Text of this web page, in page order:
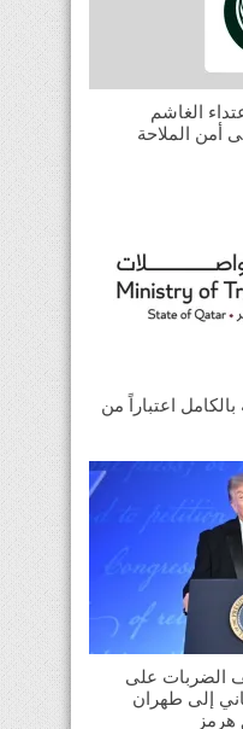
الغاشم
أمن الملاحة
اعتباراً من
الضربات على
إلى طهران
هرمز